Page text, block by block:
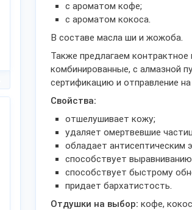
с ароматом кофе;
с ароматом кокоса.
В составе масла ши и жожоба.
Также предлагаем
комбинированные, с алмазной
сертификацию и отправление
Свойства:
отшелушивает кожу;
удаляет омертвевшие
обладает антисептическим
способствует
способствует быстрому
придает бархатистость.
Отдушки на выбор: кофе,